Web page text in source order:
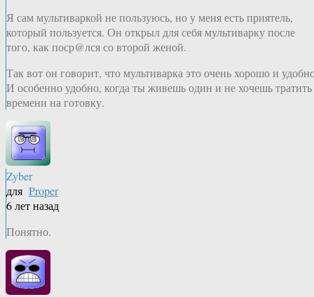
Я сам мультиваркой не пользуюсь, но у меня есть приятель,
который пользуется. Он открыл для себя мультиварку после
того, как поср@лся со второй женой.
Так вот он говорит, что мультиварка это очень хорошо и
И особенно удобно, когда ты живешь один и не хочешь тратить
времени на готовку.
Zyber
для Proper
6 лет назад
Понятно.